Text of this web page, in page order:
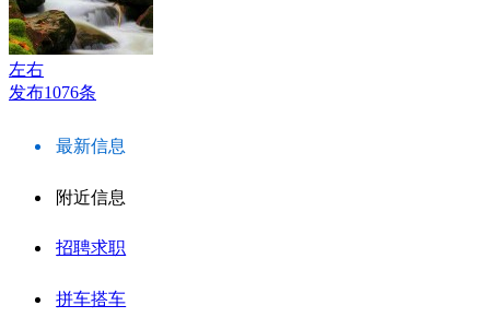
左右
发布1076条
最新信息
附近信息
招聘求职
拼车搭车